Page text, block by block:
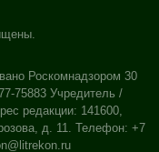
Роскомнадзором 30
75883 Учредитель /
редакции: 141600,
д. 11. Телефон: +7